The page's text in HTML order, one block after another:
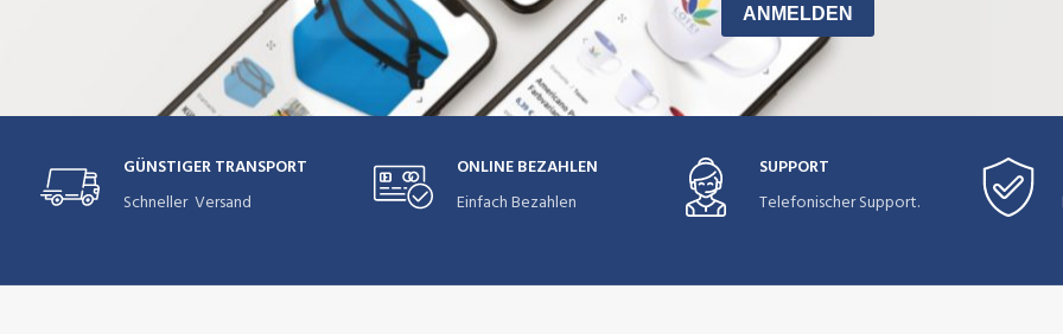
ANMELDEN
GÜNSTIGER TRANSPORT
Schneller Versand
ONLINE BEZAHLEN
Einfach Bezahlen
SUPPORT
Telefonischer Support.